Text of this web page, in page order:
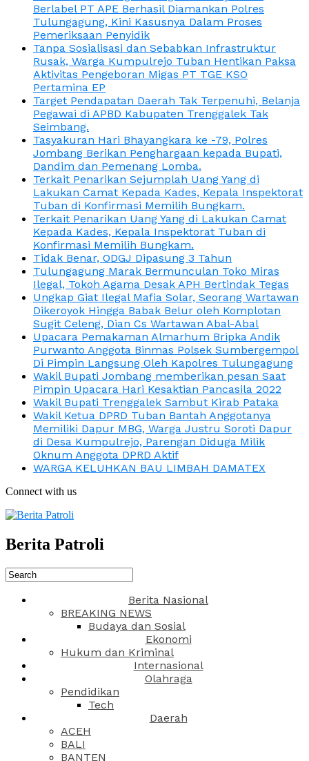
Berlabel PT APE Berhasil Diamankan Polres
Tulungagung, Kini Kasusnya Dalam Proses
Pemeriksaan Penyidik
Tanpa Sosialisasi dan Sebabkan Infrastruktur
Rusak, Warga Kumpulrejo Tuban Hentikan Paksa
Aktivitas Pengeboran Migas PT TGE KSO
Pertamina EP
Target Pendapatan Daerah Tak Terpenuhi, Belanja
Pegawai di APBD Kabupaten Trenggalek Tak
Seimbang.
Tasyakuran Hari Bhayangkara ke -79, Polres
Jombang Berikan Penghargaan kepada Bupati,
Dandim dan Pemenang Lomba.
Terkait Penarikan Sejumplah Uang Yang di
Lakukan Camat Kepada Kades, Kepala Inspektorat
Tuban di Konfirmasi Memilih Bungkam.
Terkait Penarikan Uang Yang di Lakukan Camat
Kepada Kades, Kepala Inspektorat Tuban di
Konfirmasi Memilih Bungkam.
Tidak Benar, ODGJ Dipasung 3 Tahun
Tulungagung Marak Bermunculan Toko Miras
Ilegal, Tokoh Agama Desak APH Bertindak Tegas
Ungkap Giat Ilegal Mafia Solar, Seorang Wartawan
Dikeroyok Hingga Babak Belur oleh Komplotan
Sugit Celeng, Dian Cs Wartawan Abal-Abal
Upacara Pemakaman Almarhum Bripka Andik
Purwanto Anggota Binmas Polsek Sumbergempol
Di Pimpin Langsung Oleh Kapolres Tulungagung
Wakil Bupati Jombang memberikan pesan Saat
Pimpin Upacara Hari Kesaktian Pancasila 2022
Wakil Bupati Trenggalek Sambut Kirab Pataka
Wakil Ketua DPRD Tuban Bantah Anggotanya
Memiliki Dapur MBG, Warga Justru Soroti Dapur
di Desa Kumpulrejo, Parengan Diduga Milik
Oknum Anggota DPRD Aktif
WARGA KELUHKAN BAU LIMBAH DAMATEX
Connect with us
Berita Patroli
Berita Nasional
BREAKING NEWS
Budaya dan Sosial
Ekonomi
Hukum dan Kriminal
Internasional
Olahraga
Pendidikan
Tech
Daerah
ACEH
BALI
BANTEN